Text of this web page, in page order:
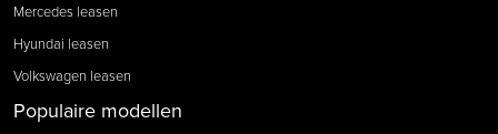
Mercedes leasen
Hyundai leasen
Volkswagen leasen
Populaire modellen